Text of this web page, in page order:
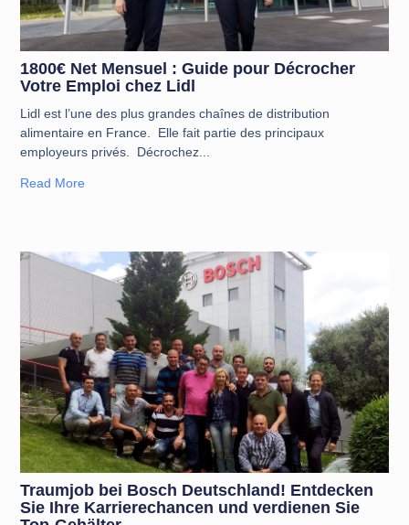
1800€ Net Mensuel : Guide pour Décrocher
Votre Emploi chez Lidl
Lidl est l’une des plus grandes chaînes de distribution
alimentaire en France. Elle fait partie des principaux
employeurs privés. Décrochez
Read More
Traumjob bei Bosch Deutschland! Entdecken
Sie Ihre Karrierechancen und verdienen Sie